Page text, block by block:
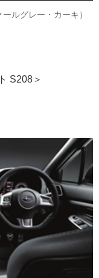
ルグレー・カーキ）
S208＞